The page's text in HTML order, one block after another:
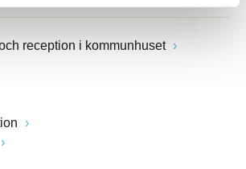
reception i kommunhuset